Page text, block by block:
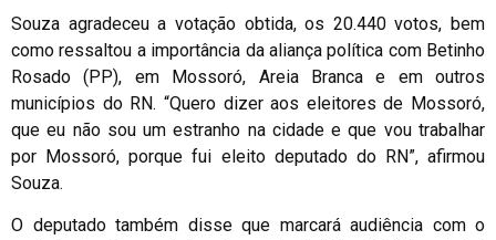
Souza agradeceu a votação obtida, os 20.440 votos, bem
como ressaltou a importância da aliança política com Betinho
Rosado (PP), em Mossoró, Areia Branca e em outros
municípios do RN. “Quero dizer aos eleitores de Mossoró,
que eu não sou um estranho na cidade e que vou trabalhar
por Mossoró, porque fui eleito deputado do RN”, afirmou
Souza.
O deputado também disse que marcará audiência com o